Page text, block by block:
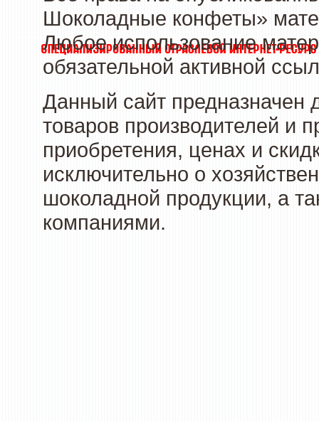
Шоколадные конфеты»
Любое использование
обязательной активной
Данный сайт предназначен
товаров производителей и
приобретения, ценах и
исключительно о
шоколадной продукции, а
компаниями.